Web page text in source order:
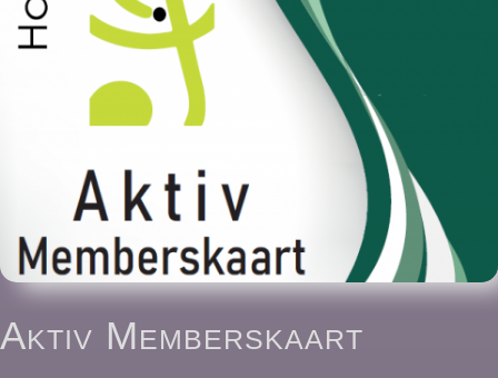
Aktiv Memberskaart